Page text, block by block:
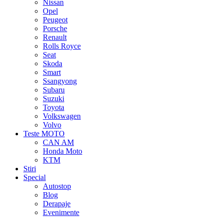
Nissan
Opel
Peugeot
Porsche
Renault
Rolls Royce
Seat
Skoda
Smart
Ssangyong
Subaru
Suzuki
Toyota
Volkswagen
Volvo
Teste MOTO
CAN AM
Honda Moto
KTM
Stiri
Special
Autostop
Blog
Derapaje
Evenimente